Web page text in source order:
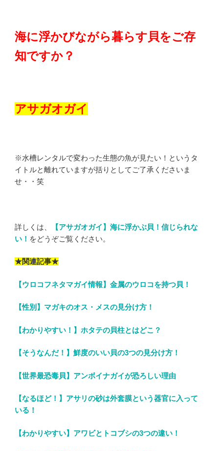
海に浮かびながら暮らす貝をご存
知ですか？
アサガオガイ
※水槽レンタルで変わった生態の魚が見たい！というタ
イトルと離れていますが括りとしてご了承くださいま
せ・・笑
詳しくは、
【アサガオガイ】海に浮かぶ貝！信じられな
い！ をどうぞご覧ください。
★関連記事★
【ウロコフネタマガイ情報】金属のウロコを持つ貝！
【性別】マガキのオス・メスの見分け方！
【わかりやすい！】ホタテの貝柱とはどこ？
【そうなんだ！】鮮度のいい貝の3つの見分け方！
【世界最恐毒貝】アンボイナガイが恐ろしい理由
【なるほど！】アサリの砂は外套膜という器官に入って
いる！
【わかりやすい】アワビとトコブシの3つの違い！